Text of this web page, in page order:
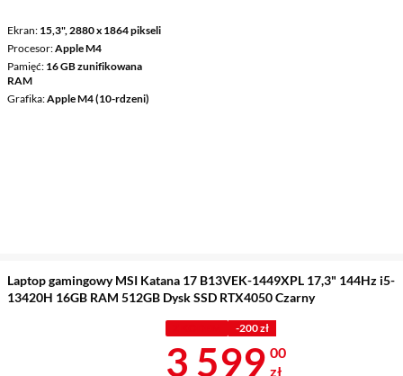
Ekran 15,3", 2880 x 1864 pikseli
Procesor Apple M4
Pamięć 16 GB zunifikowana
RAM
Grafika Apple M4 (10-rdzeni)
Laptop gamingowy MSI Katana 17 B13VEK-1449XPL 17,3" 144Hz i5-
13420H 16GB RAM 512GB Dysk SSD RTX4050 Czarny
-200 zł
Cena 3 599 zł
3 599 00
zł